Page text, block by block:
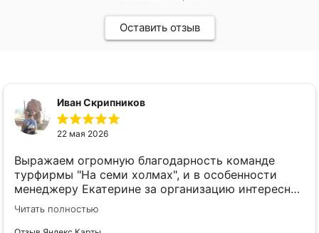
Оставить отзыв
Иван Скрипников
22 мая 2026
Выражаем огромную благодарность команде
турфирмы "На семи холмах", и в особенности
менеджеру Екатерине за организацию интересной
экскурсии "Учись уму-разуму" в Коломенском.
Первоклашки и их родители были в восторге!
Читать полностью